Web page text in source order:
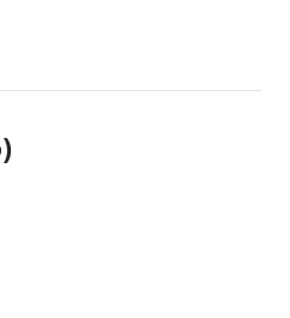
)